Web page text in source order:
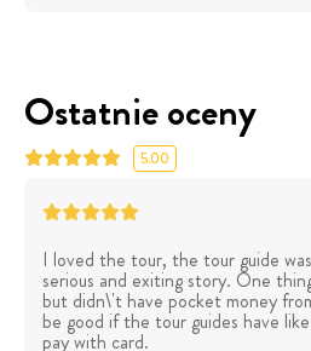
Ostatnie oceny
5.00
I loved the tour, the tour guide
serious and exiting story. One
but didn\'t have pocket money
be good if the tour guides have
pay with card.